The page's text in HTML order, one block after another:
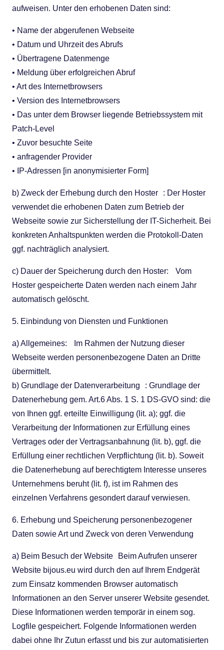
aufweisen. Unter den erhobenen Daten sind:
• Name der abgerufenen Webseite
• Datum und Uhrzeit des Abrufs
• Übertragene Datenmenge
• Meldung über erfolgreichen Abruf
• Art des Internetbrowsers
• Version des Internetbrowsers
• Das unter dem Browser liegende Betriebssystem mit
Patch-Level
• Zuvor besuchte Seite
• anfragender Provider
• IP-Adressen [in anonymisierter Form]
b) Zweck der Erhebung durch den Hoster : Der Hoster
verwendet die erhobenen Daten zum Betrieb der
Webseite sowie zur Sicherstellung der IT-Sicherheit. Bei
konkreten Anhaltspunkten werden die Protokoll-Daten
ggf. nachträglich analysiert.
c) Dauer der Speicherung durch den Hoster: Vom
Hoster gespeicherte Daten werden nach einem Jahr
automatisch gelöscht.
5. Einbindung von Diensten und Funktionen
a) Allgemeines: Im Rahmen der Nutzung dieser
Webseite werden personenbezogene Daten an Dritte
übermittelt.
b) Grundlage der Datenverarbeitung : Grundlage der
Datenerhebung gem. Art.6 Abs. 1 S. 1 DS-GVO sind: die
von Ihnen ggf. erteilte Einwilligung (lit. a); ggf. die
Verarbeitung der Informationen zur Erfüllung eines
Vertrages oder der Vertragsanbahnung (lit. b), ggf. die
Erfüllung einer rechtlichen Verpflichtung (lit. b). Soweit
die Datenerhebung auf berechtigtem Interesse unseres
Unternehmens beruht (lit. f), ist im Rahmen des
einzelnen Verfahrens gesondert darauf verwiesen.
6. Erhebung und Speicherung personenbezogener
Daten sowie Art und Zweck von deren Verwendung
a) Beim Besuch der Website Beim Aufrufen unserer
Website bijous.eu wird durch den auf Ihrem Endgerät
zum Einsatz kommenden Browser automatisch
Informationen an den Server unserer Website gesendet.
Diese Informationen werden temporär in einem sog.
Logfile gespeichert. Folgende Informationen werden
dabei ohne Ihr Zutun erfasst und bis zur automatisierten